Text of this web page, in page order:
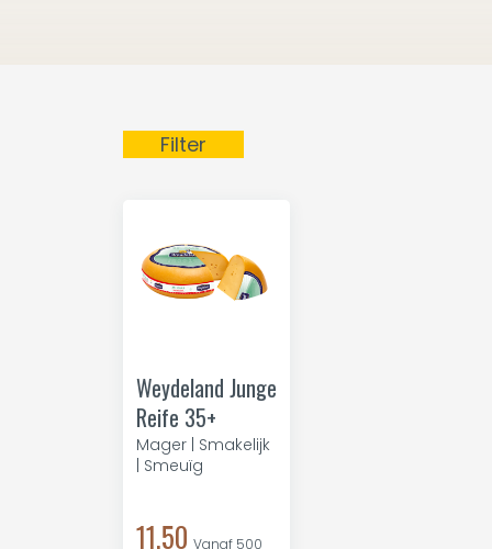
Filter
Weydeland Junge
Reife 35+
Mager | Smakelijk
| Smeuïg
11,50 Vanaf 500